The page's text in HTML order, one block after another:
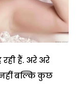
हैं. अरे अरे
बल्कि कुछ